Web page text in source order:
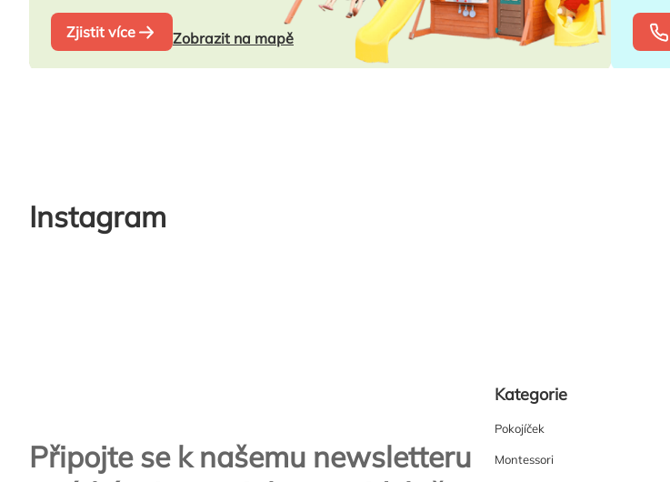
Zjistit více Zobrazit na mapě
Instagram
Připojte se k našemu newsletteru
Kategorie
Pokojíček
Montessori